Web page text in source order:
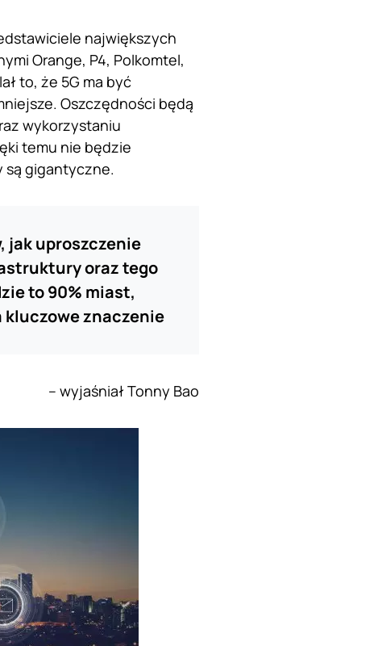
największych
Orange, P4, Polkomtel,
to, że 5G ma być
Oszczędności będą
wykorzystaniu
temu nie będzie
gigantyczne.
jak uproszczenie
oraz tego
to 90% miast,
znaczenie
– wyjaśniał Tonny Bao